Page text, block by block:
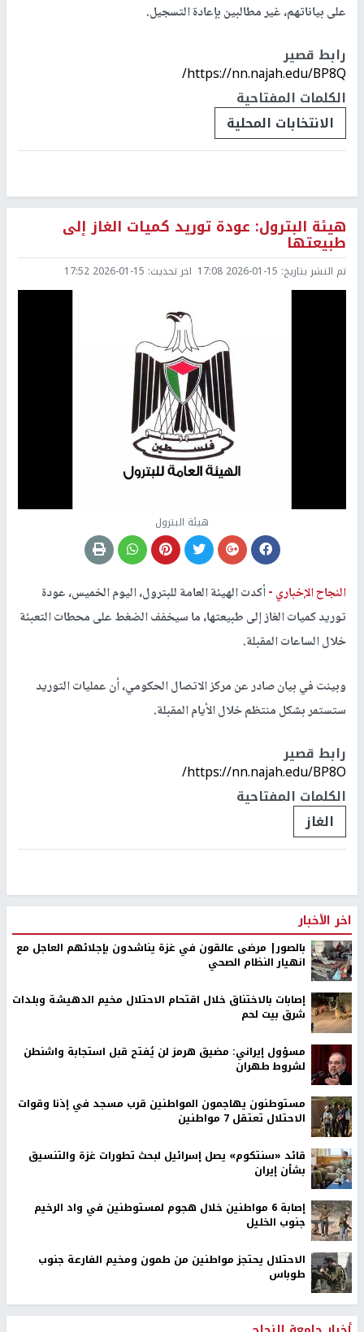
على بياناتهم، غير مطالبين بإعادة التسجيل.
رابط قصير
https://nn.najah.edu/BP8Q/
الكلمات المفتاحية
الانتخابات المحلية
هيئة البترول: عودة توريد كميات الغاز إلى
طبيعتها
تم النشر بتاريخ: 2026-01-15 17:08 اخر تحديث: 2026-01-15 17:52
هيئة البترول
النجاح الإخباري -أكدت الهيئة العامة للبترول، اليوم الخميس، عودة
توريد كميات الغاز إلى طبيعتها، ما سيخفف الضغط على محطات التعبئة
خلال الساعات المقبلة.
وبينت في بيان صادر عن مركز الاتصال الحكومي، أن عمليات التوريد
ستستمر بشكل منتظم خلال الأيام المقبلة.
رابط قصير
https://nn.najah.edu/BP8O/
الكلمات المفتاحية
الغاز
اخر الأخبار
بالصور| مرضى عالقون في غزة يناشدون بإجلائهم العاجل مع
انهيار النظام الصحي
إصابات بالاختناق خلال اقتحام الاحتلال مخيم الدهيشة وبلدات
شرق بيت لحم
مسؤول إيراني: مضيق هرمز لن يُفتح قبل استجابة واشنطن
لشروط طهران
مستوطنون يهاجمون المواطنين قرب مسجد في إذنا وقوات
الاحتلال تعتقل 7 مواطنين
قائد «سنتكوم» يصل إسرائيل لبحث تطورات غزة والتنسيق
بشأن إيران
إصابة 6 مواطنين خلال هجوم لمستوطنين في واد الرخيم
جنوب الخليل
الاحتلال يحتجز مواطنين من طمون ومخيم الفارعة جنوب
طوباس